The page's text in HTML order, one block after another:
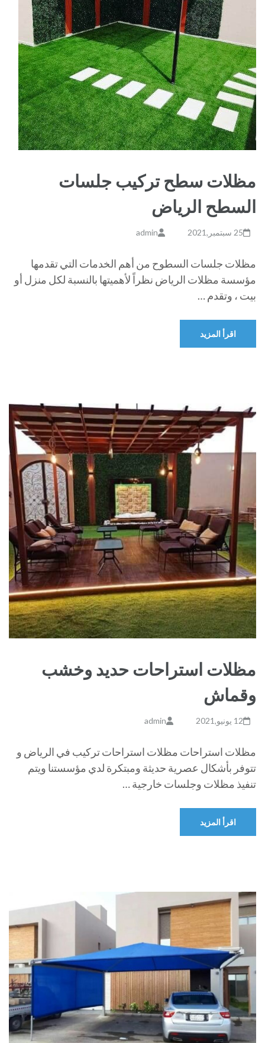
مظلات سطح تركيب جلسات
السطح الرياض
25 سبتمبر,2021 admin
مظلات جلسات السطوح من أهم الخدمات التي تقدمها
مؤسسة مظلات الرياض نظراً لأهميتها بالنسبة لكل منزل أو
بيت ، وتقدم …
اقرأ المزيد
مظلات استراحات حديد وخشب
وقماش
12 يونيو,2021 admin
مظلات استراحات مظلات استراحات تركيب في الرياض و
تتوفر بأشكال عصرية حديثة ومبتكرة لدي مؤسستنا ويتم
تنفيذ مظلات وجلسات خارجية …
اقرأ المزيد